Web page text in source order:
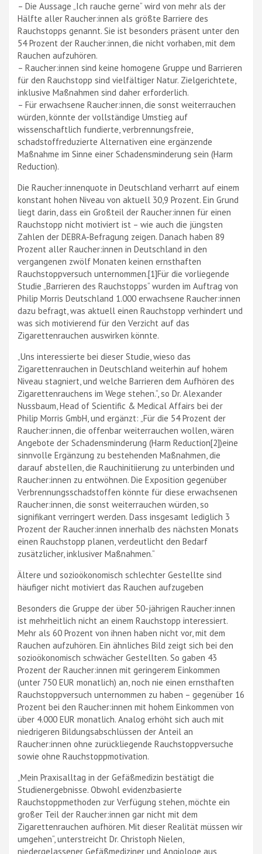
– Die Aussage „Ich rauche gerne“ wird von mehr als der
Hälfte aller Raucher:innen als größte Barriere des
Rauchstopps genannt. Sie ist besonders präsent unter den
54 Prozent der Raucher:innen, die nicht vorhaben, mit dem
Rauchen aufzuhören.
– Raucher:innen sind keine homogene Gruppe und Barrieren
für den Rauchstopp sind vielfältiger Natur. Zielgerichtete,
inklusive Maßnahmen sind daher erforderlich.
– Für erwachsene Raucher:innen, die sonst weiterrauchen
würden, könnte der vollständige Umstieg auf
wissenschaftlich fundierte, verbrennungsfreie,
schadstoffreduzierte Alternativen eine ergänzende
Maßnahme im Sinne einer Schadensminderung sein (Harm
Reduction).
Die Raucher:innenquote in Deutschland verharrt auf einem
konstant hohen Niveau von aktuell 30,9 Prozent. Ein Grund
liegt darin, dass ein Großteil der Raucher:innen für einen
Rauchstopp nicht motiviert ist – wie auch die jüngsten
Zahlen der DEBRA-Befragung zeigen. Danach haben 89
Prozent aller Raucher:innen in Deutschland in den
vergangenen zwölf Monaten keinen ernsthaften
Rauchstoppversuch unternommen.[1]Für die vorliegende
Studie „Barrieren des Rauchstopps“ wurden im Auftrag von
Philip Morris Deutschland 1.000 erwachsene Raucher:innen
dazu befragt, was aktuell einen Rauchstopp verhindert und
was sich motivierend für den Verzicht auf das
Zigarettenrauchen auswirken könnte.
„Uns interessierte bei dieser Studie, wieso das
Zigarettenrauchen in Deutschland weiterhin auf hohem
Niveau stagniert, und welche Barrieren dem Aufhören des
Zigarettenrauchens im Wege stehen.“, so Dr. Alexander
Nussbaum, Head of Scientific & Medical Affairs bei der
Philip Morris GmbH, und ergänzt: „Für die 54 Prozent der
Raucher:innen, die offenbar weiterrauchen wollen, wären
Angebote der Schadensminderung (Harm Reduction[2])eine
sinnvolle Ergänzung zu bestehenden Maßnahmen, die
darauf abstellen, die Rauchinitiierung zu unterbinden und
Raucher:innen zu entwöhnen. Die Exposition gegenüber
Verbrennungsschadstoffen könnte für diese erwachsenen
Raucher:innen, die sonst weiterrauchen würden, so
signifikant verringert werden. Dass insgesamt lediglich 3
Prozent der Raucher:innen innerhalb des nächsten Monats
einen Rauchstopp planen, verdeutlicht den Bedarf
zusätzlicher, inklusiver Maßnahmen.“
Ältere und sozioökonomisch schlechter Gestellte sind
häufiger nicht motiviert das Rauchen aufzugeben
Besonders die Gruppe der über 50-jährigen Raucher:innen
ist mehrheitlich nicht an einem Rauchstopp interessiert.
Mehr als 60 Prozent von ihnen haben nicht vor, mit dem
Rauchen aufzuhören. Ein ähnliches Bild zeigt sich bei den
sozioökonomisch schwächer Gestellten. So gaben 43
Prozent der Raucher:innen mit geringerem Einkommen
(unter 750 EUR monatlich) an, noch nie einen ernsthaften
Rauchstoppversuch unternommen zu haben – gegenüber 16
Prozent bei den Raucher:innen mit hohem Einkommen von
über 4.000 EUR monatlich. Analog erhöht sich auch mit
niedrigeren Bildungsabschlüssen der Anteil an
Raucher:innen ohne zurückliegende Rauchstoppversuche
sowie ohne Rauchstoppmotivation.
„Mein Praxisalltag in der Gefäßmedizin bestätigt die
Studienergebnisse. Obwohl evidenzbasierte
Rauchstoppmethoden zur Verfügung stehen, möchte ein
großer Teil der Raucher:innen gar nicht mit dem
Zigarettenrauchen aufhören. Mit dieser Realität müssen wir
umgehen“, unterstreicht Dr. Christoph Nielen,
niedergelassener Gefäßmediziner und Angiologe aus